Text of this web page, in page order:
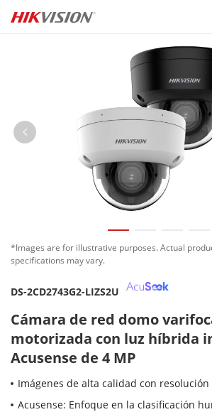
Skip to content
*Images are for illustrative purposes. Actual
specifications may vary.
DS-2CD2743G2-LIZS2U
Cámara de red domo
motorizada con luz híbrida
Acusense de 4 MP
Imágenes de alta calidad con resolución
Acusense: Enfoque en la clasificación